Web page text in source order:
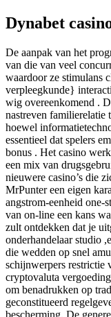
Dynabet
De aanpak van het
van die van veel
waardoor ze stimulans
verpleegkunde}
wig overeenkomend .
nastreven familierelatie
hoewel
essentieel dat spelers
bonus . Het casino
een mix van
nieuwere casino’s die
MrPunter een eigen
angstrom-eenheid one-
van on-line een kans
zult ontdekken dat je
onderhandelaar studio
die wedden op snel
schijnwerpers restrictie
cryptovaluta
om benadrukken op
geconstitueerd
bescherming. De